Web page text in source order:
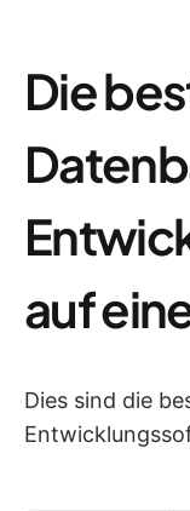
Die
auf
Dies sind die